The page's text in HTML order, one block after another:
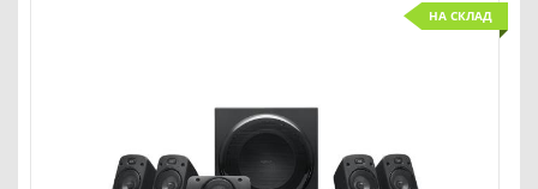
НА СКЛАД